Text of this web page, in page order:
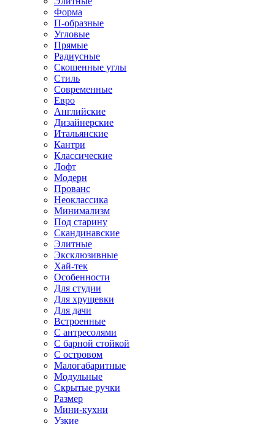
Форма
П-образные
Угловые
Прямые
Радиусные
Скошенные углы
Стиль
Современные
Евро
Английские
Дизайнерские
Итальянские
Кантри
Классические
Лофт
Модерн
Прованс
Неоклассика
Минимализм
Под старину
Скандинавские
Элитные
Эксклюзивные
Хай-тек
Особенности
Для студии
Для хрущевки
Для дачи
Встроенные
С антресолями
С барной стойкой
С островом
Малогабаритные
Модульные
Скрытые ручки
Размер
Мини-кухни
Узкие